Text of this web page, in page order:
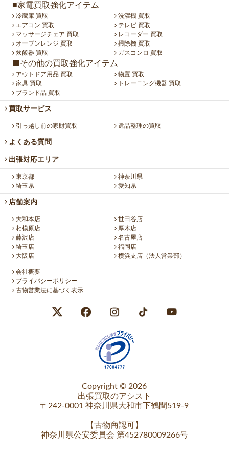
■家電買取強化アイテム
冷蔵庫 買取
洗濯機 買取
エアコン 買取
テレビ 買取
マッサージチェア 買取
レコーダー 買取
オーブンレンジ 買取
掃除機 買取
炊飯器 買取
ガスコンロ 買取
■その他の買取強化アイテム
アウトドア用品 買取
物置 買取
家具 買取
トレーニング機器 買取
ブランド品 買取
買取サービス
引っ越し前の家財買取 遺品整理の買取
よくある質問
出張対応エリア
東京都
神奈川県
埼玉県
愛知県
店舗案内
大和本店
世田谷店
相模原店
厚木店
藤沢店
名古屋店
埼玉店
福岡店
大阪店
横浜支店（法人営業部）
会社概要
プライバシーポリシー
古物営業法に基づく表示
Copyright © 2026
出張買取のアシスト
〒242-0001 神奈川県大和市下鶴間519-9
【古物商認可
】
神奈川県公安委員会 第452780009266号